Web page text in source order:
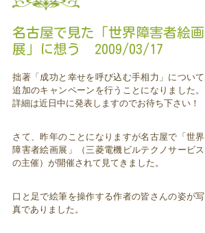
名古屋で見た「世界障害者絵画
展」に想う 2009/03/17
拙著「成功と幸せを呼び込む手相力」について
追加のキャンペーンを行うことになりました。
詳細は近日中に発表しますのでお待ち下さい！
さて、昨年のことになりますが名古屋で「世界
障害者絵画展」（三菱電機ビルテクノサービス
の主催）が開催されて見てきました。
口と足で絵筆を操作する作者の皆さんの姿が写
真でありました。